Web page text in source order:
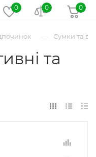
0
0 0
— Сумки та
та